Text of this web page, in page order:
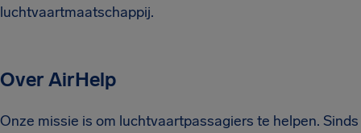
luchtvaartmaatschappij.
Over AirHelp
Onze missie is om luchtvaartpassagiers te helpen. Sinds